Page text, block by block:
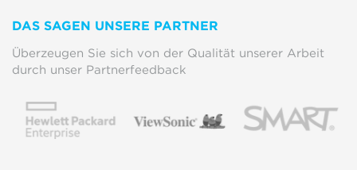
DAS SAGEN UNSERE PARTNER
Überzeugen Sie sich von der Qualität unserer Arbeit
durch unser Partnerfeedback